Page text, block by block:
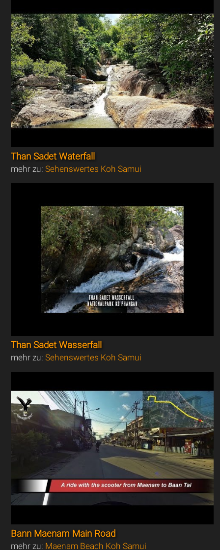
Than Sadet Waterfall
mehr zu:Sehenswertes Koh Samui
Than Sadet Wasserfall
mehr zu:Sehenswertes Koh Samui
Bann Maenam Main Road
mehr zu: Maenam Beach Koh Samui